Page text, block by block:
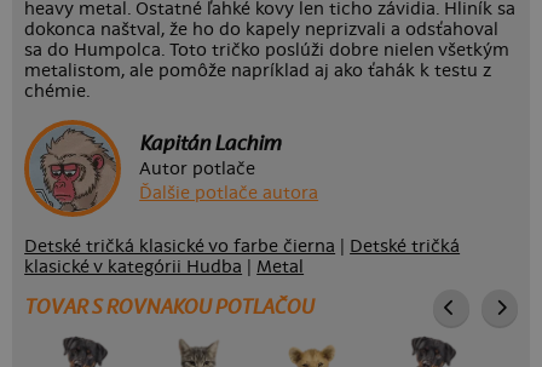
heavy metal. Ostatné ľahké kovy len ticho závidia. Hliník sa
dokonca naštval, že ho do kapely neprizvali a odsťahoval
sa do Humpolca. Toto tričko poslúži dobre nielen všetkým
metalistom, ale pomôže napríklad aj ako ťahák k testu z
chémie.
Kapitán Lachim
Autor potlače
Ďalšie potlače autora
Detské tričká klasické vo farbe čierna
Detské tričká
klasické v kategórii Hudba
Metal
TOVAR S ROVNAKOU POTLAČOU